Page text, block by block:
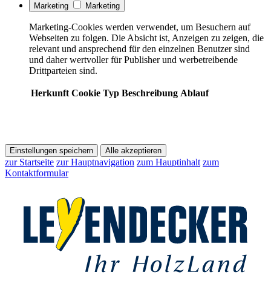
Marketing Marketing
Marketing-Cookies werden verwendet, um Besuchern auf
Webseiten zu folgen. Die Absicht ist, Anzeigen zu zeigen, die
relevant und ansprechend für den einzelnen Benutzer sind
und daher wertvoller für Publisher und werbetreibende
Drittparteien sind.
Herkunft Cookie Typ Beschreibung Ablauf
Einstellungen speichern Alle akzeptieren
zur Startseite zur Hauptnavigation zum Hauptinhalt zum
Kontaktformular